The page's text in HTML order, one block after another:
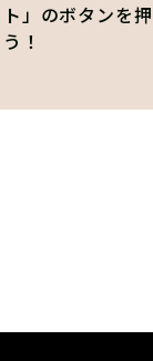
」のボタンを
！